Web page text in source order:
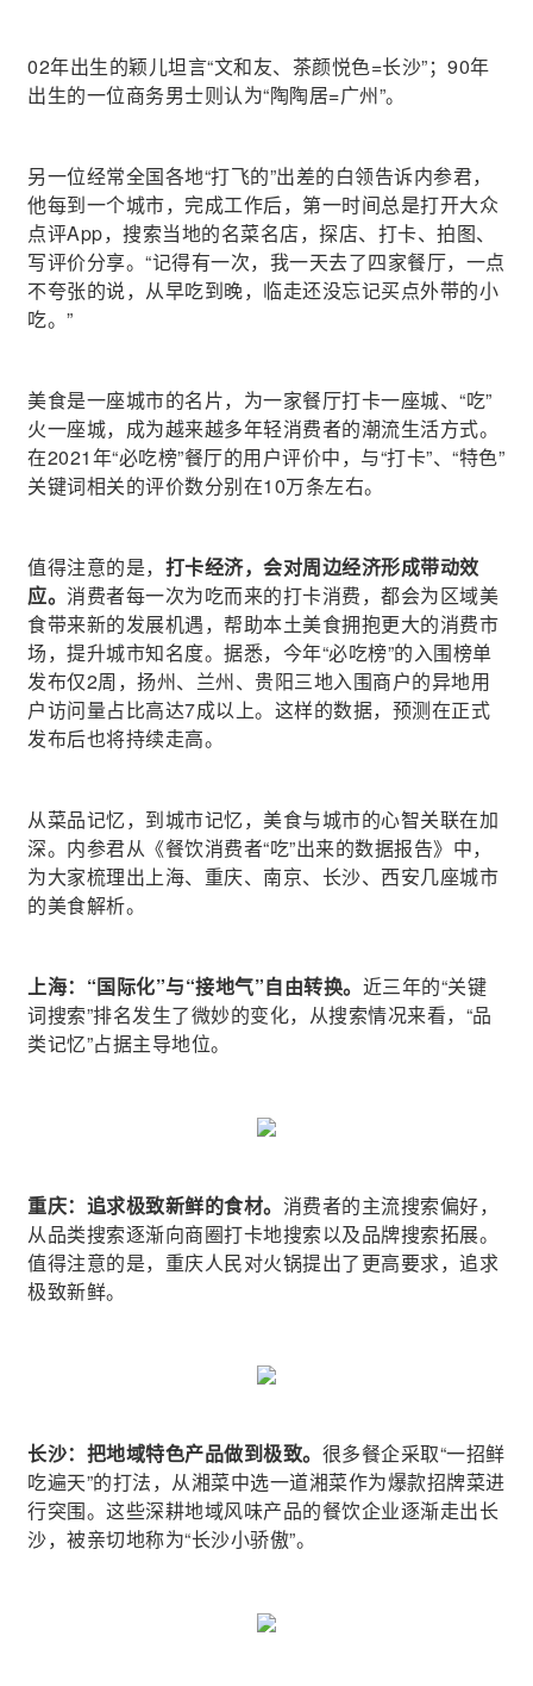
02年出生的颖儿坦言“文和友、茶颜悦色=长沙”；90年
出生的一位商务男士则认为“陶陶居=广州”。
另一位经常全国各地“打飞的”出差的白领告诉内参君，
他每到一个城市，完成工作后，第一时间总是打开大众
点评App，搜索当地的名菜名店，探店、打卡、拍图、
写评价分享。“记得有一次，我一天去了四家餐厅，一点
不夸张的说，从早吃到晚，临走还没忘记买点外带的小
吃。”
美食是一座城市的名片，为一家餐厅打卡一座城、“吃”
火一座城，成为越来越多年轻消费者的潮流生活方式。
在2021年“必吃榜”餐厅的用户评价中，与“打卡”、“特色”
关键词相关的评价数分别在10万条左右。
值得注意的是， 打卡经济，会对周边经济形成带动效
应。 消费者每一次为吃而来的打卡消费，都会为区域美
食带来新的发展机遇，帮助本土美食拥抱更大的消费市
场，提升城市知名度。据悉，今年“必吃榜”的入围榜单
发布仅2周，扬州、兰州、贵阳三地入围商户的异地用
户访问量占比高达7成以上。这样的数据，预测在正式
发布后也将持续走高。
从菜品记忆，到城市记忆，美食与城市的心智关联在加
深。内参君从《餐饮消费者“吃”出来的数据报告》中，
为大家梳理出上海、重庆、南京、长沙、西安几座城市
的美食解析。
上海：“国际化”与“接地气”自由转换。 近三年的“关键
词搜索”排名发生了微妙的变化，从搜索情况来看，“品
类记忆”占据主导地位。
重庆：追求极致新鲜的食材。 消费者的主流搜索偏好，
从品类搜索逐渐向商圈打卡地搜索以及品牌搜索拓展。
值得注意的是，重庆人民对火锅提出了更高要求，追求
极致新鲜。
长沙：把地域特色产品做到极致。 很多餐企采取“一招鲜
吃遍天”的打法，从湘菜中选一道湘菜作为爆款招牌菜进
行突围。这些深耕地域风味产品的餐饮企业逐渐走出长
沙，被亲切地称为“长沙小骄傲”。